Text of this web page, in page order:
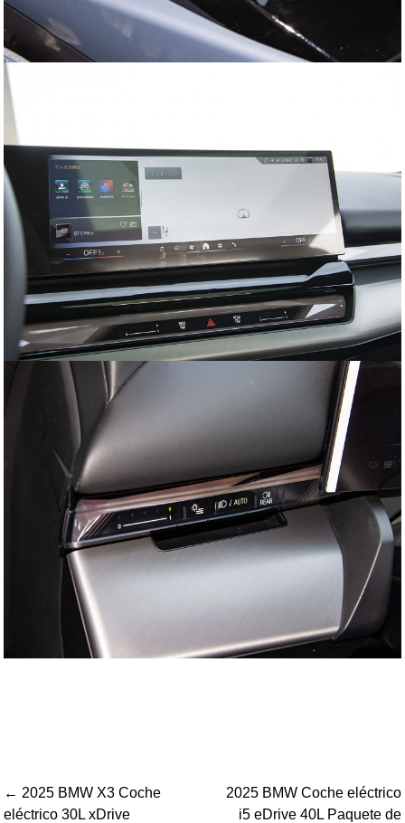
← 2025 BMW X3 Coche
eléctrico 30L xDrive
2025 BMW Coche eléctrico
i5 eDrive 40L Paquete de